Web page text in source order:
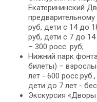
Екатерининский
руб, дети с 14 до
руб, дети с 7 до
– 300 росс. руб;
Нижний парк
билеты) –
лет - 600
дети до 7 лет -
Экскурсия